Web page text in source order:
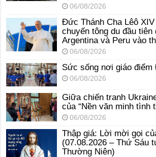
06/08/2026
Đức Thánh Cha Lêô
chuyến tông du đầu tiên
Argentina và Peru vào
06/08/2026
Sức sống nơi giáo điểm
06/08/2026
Giữa chiến tranh
của “Nền văn minh tình
06/08/2026
Thập giá: Lời mời gọi
(07.08.2026 – Thứ Sáu
Thường Niên)